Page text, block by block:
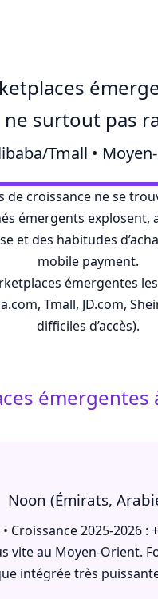
ne surtout pas
Tmall •
de croissance ne se
émergents explosent,
et des habitudes
mobile payment.
émergentes
Tmall, JD.com,
difficiles d’accès).
Noon (Émirats,
Croissance 2025-2026 :
vite au Moyen-Orient.
intégrée très